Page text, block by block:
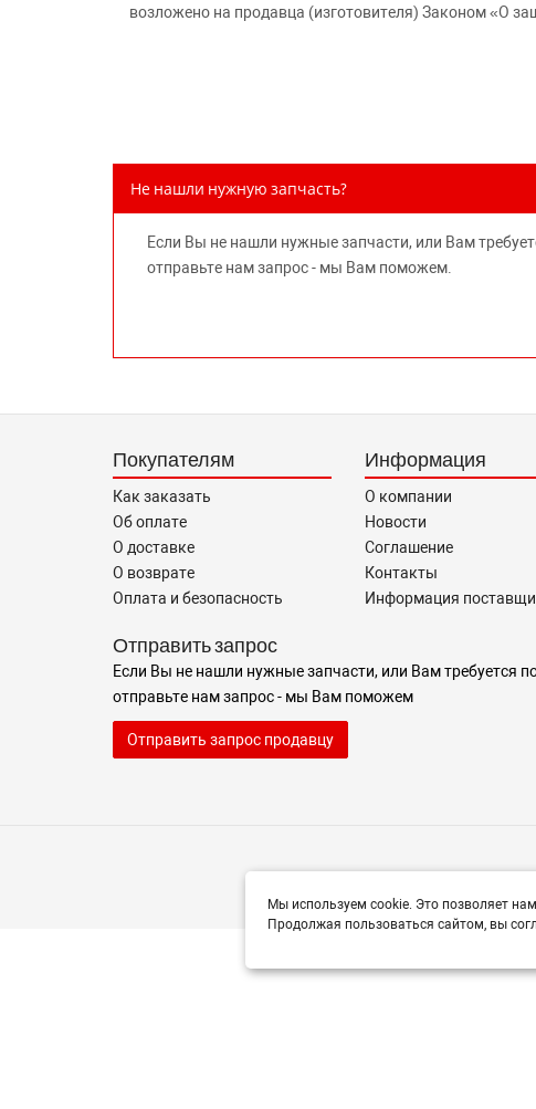
возложено на продавца (изготовителя) Законом «О
Не нашли нужную запчасть?
Если Вы не нашли нужные запчасти, или Вам
отправьте нам запрос - мы Вам поможем.
Покупателям
Как заказать
Об оплате
О доставке
О возврате
Оплата и безопасность
Информация
О компании
Новости
Соглашение
Контакты
Информация
Отправить запрос
Если Вы не нашли нужные запчасти, или Вам требуется
отправьте нам запрос - мы Вам поможем
Отправить запрос продавцу
Мы используем cookie. Это позволяет
Продолжая пользоваться сайтом, вы